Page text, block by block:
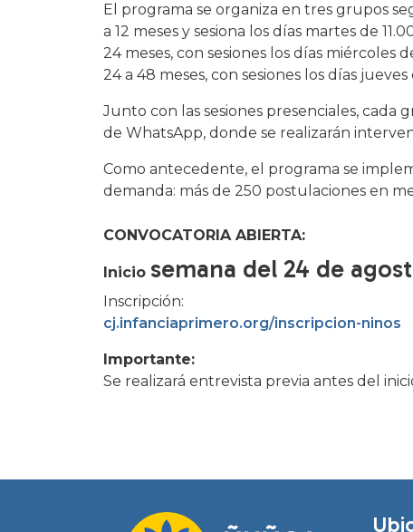
El programa se organiza en tres grupos
a 12 meses y sesiona los días martes de
24 meses, con sesiones los días miércoles
24 a 48 meses, con sesiones los días
Junto con las sesiones presenciales,
de WhatsApp, donde se realizarán
Como antecedente, el programa se
demanda: más de 250 postulaciones en
CONVOCATORIA ABIERTA:
Inicio semana del 24 de
Inscripción:
cj.infanciaprimero.org/inscripcion-ninos
Importante:
Se realizará entrevista previa antes del